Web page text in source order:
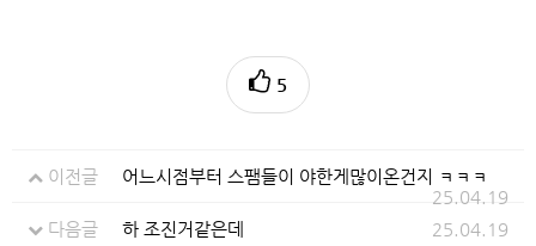
5
이전글
어느시점부터 스팸들이 야한게많이온건지 ㅋㅋㅋ
25.04.19
다음글
하 조진거같은데 25.04.19